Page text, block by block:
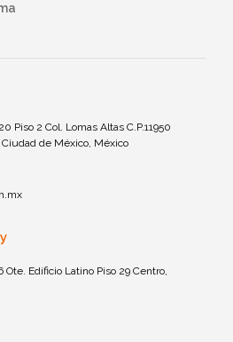
Piso 2 Col. Lomas Altas C.P.11950
de México, México
Edificio Latino Piso 29 Centro,